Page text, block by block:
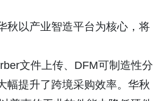
秋以产业智造平台为核心，将
文件上传、DFM可制造性分
幅提升了跨境采购效率。华秋